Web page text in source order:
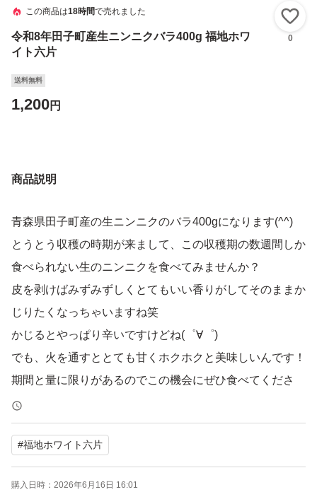
この商品は18時間で売れました
令和8年田子町産生ニンニクバラ400g 福地ホワ
イト六片
0
送料無料
1,200円
商品説明
青森県田子町産の生ニンニクのバラ400gになります(^^)
とうとう収穫の時期が来まして、この収穫期の数週間しか
食べられない生のニンニクを食べてみませんか？
皮を剥けばみずみずしくとてもいい香りがしてそのままか
じりたくなっちゃいますね笑
かじるとやっぱり辛いですけどね(゜∀゜)
でも、火を通すととても甘くホクホクと美味しいんです！
期間と量に限りがあるのでこの機会にぜひ食べてくださ
い！
サイズはバラバラになりますが茎、根っこは切って発送し
ます(^^)
#福地ホワイト六片
購入日時： 2026年6月16日 16:01